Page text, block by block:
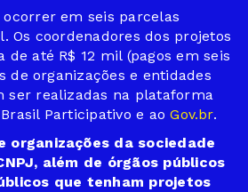
ocorrer em seis parcelas
Os coordenadores dos projetos
até R$ 12 mil (pagos em seis
de organizações e entidades
ser realizadas na plataforma
Participativo e aoGov.br.
organizações da sociedade
além de órgãos públicos
que tenham projetos